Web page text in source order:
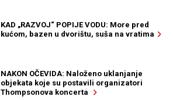
KAD „RAZVOJ“ POPIJE VODU: More pred
kućom, bazen u dvorištu, suša na vratima
NAKON OČEVIDA: Naloženo uklanjanje
objekata koje su postavili organizatori
Thompsonova koncerta